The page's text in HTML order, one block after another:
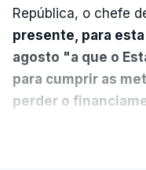
República, o chefe
presente, para
agosto "a que o
para cumprir as
perder o